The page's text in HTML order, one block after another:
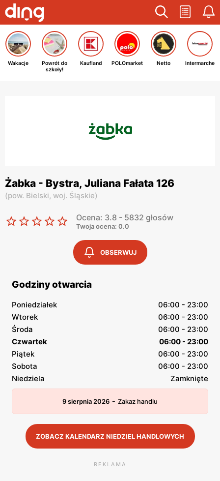
Wakacje
Powrót do
szkoły!
Kaufland POLOmarket Netto Intermarche
Żabka - Bystra, Juliana Fałata 126
(pow. Bielski, woj. Śląskie)
Ocena: 3.8 - 5832 głosów
Twoja ocena: 0.0
OBSERWUJ
Godziny otwarcia
Poniedziałek
06:00 - 23:00
Wtorek
06:00 - 23:00
Środa
06:00 - 23:00
Czwartek
06:00 - 23:00
Piątek
06:00 - 23:00
Sobota
06:00 - 23:00
Niedziela
Zamknięte
9 sierpnia 2026 - Zakaz handlu
ZOBACZ KALENDARZ NIEDZIEL HANDLOWYCH
REKLAMA